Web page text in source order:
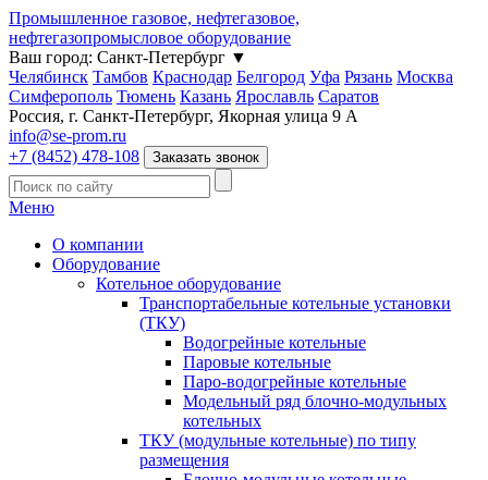
Промышленное газовое, нефтегазовое,
нефтегазопромысловое оборудование
Ваш город: Санкт-Петербург ▼
Челябинск Тамбов Краснодар Белгород Уфа Рязань Москва
Симферополь Тюмень Казань Ярославль Саратов
Россия, г. Санкт-Петербург, Якорная улица 9 А
info@se-prom.ru
+7 (8452) 478-108
Заказать звонок
Меню
О компании
Оборудование
Котельное оборудование
Транспортабельные котельные установки
(ТКУ)
Водогрейные котельные
Паровые котельные
Паро-водогрейные котельные
Модельный ряд блочно-модульных
котельных
ТКУ (модульные котельные) по типу
размещения